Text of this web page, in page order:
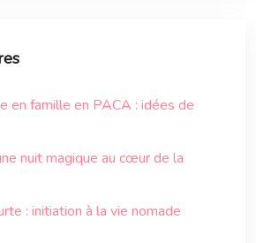
en famille en PACA : idées de
nuit magique au cœur de la
: initiation à la vie nomade